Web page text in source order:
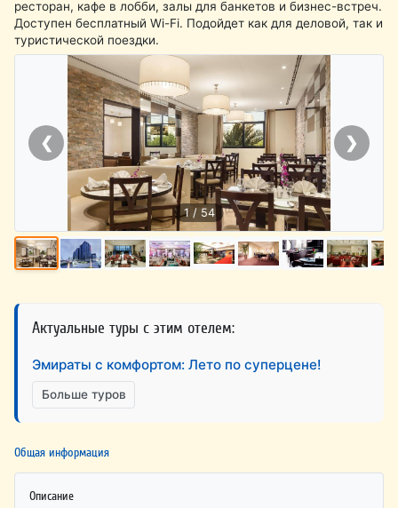
ресторан, кафе в лобби, залы для банкетов и бизнес-встреч.
Доступен бесплатный Wi-Fi. Подойдет как для деловой, так и
туристической поездки.
❮ ❯
1 / 54
Актуальные туры с этим отелем:
Эмираты с комфортом: Лето по суперцене!
Больше туров
Общая информация
Описание